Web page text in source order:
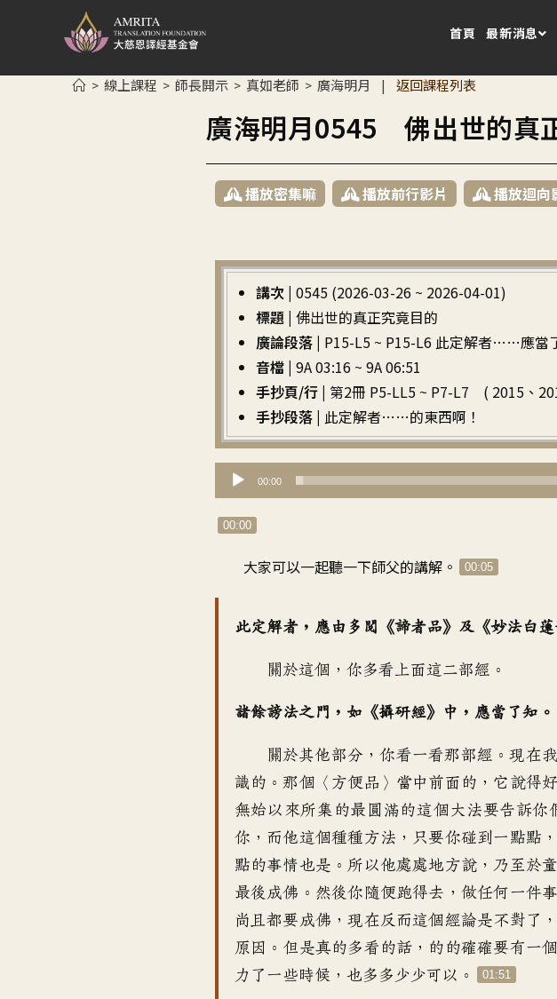
首頁 最新消息
> 線上課程 > 師長開示 > 真如老師 > 廣海明月 | 返回課程列表
廣海明月0545 佛出世的真
播放密集嘛 播放前行影片 播放迴向
講次 | 0545 (2026-03-26 ~ 2026-04-01)
標題 | 佛出世的真正究竟目的
廣論段落 | P15-L5 ~ P15-L6 此定解者……應當
音檔 | 9A 03:16 ~ 9A 06:51
手抄頁/行 | 第2冊 P5-LL5 ~ P7-L7 ( 2015、
手抄段落 | 此定解者……的東西啊！
訊
播
00:00
00:00
大家可以一起聽一下師父的講解 。 00:05
此定解者， 應由多閱《諦者品》及《妙法白
關於這個 ， 你多看上面這二部經 。
諸餘謗法之門，如《攝研經》中 ， 應當了知 。
關於其他部分 ，你看一看那部經 。現在
識的 。 那個〈方便品〉當中前面的 ， 它說得
無始以來所集的最圓滿的這個大法要告訴你
你 ， 而他這個種種方法 ， 只要你碰到一點點
點的事情也是 。 所以他處處地方說 ， 乃至於
最後成佛 。 然後你隨便跑得去 ， 做任何一件
尚且都要成佛 ，現在反而這個經論是不對了 ，
原因 。 但是真的多看的話 ， 的的確確要有一
力了一些時候 ， 也多多少少可以 。 01:51